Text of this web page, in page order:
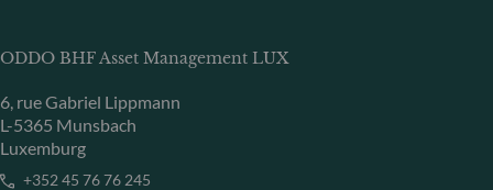
ODDO BHF Asset Management LUX
6, rue Gabriel Lippmann
L-5365 Munsbach
Luxemburg
+352 45 76 76 245